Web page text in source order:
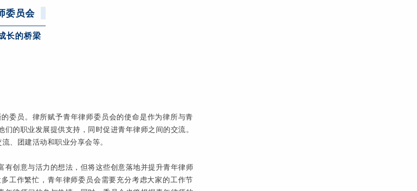
委员会
长的桥梁
委员。律所赋予青年律师委员会的使命是作为律所与青
的职业发展提供支持，同时促进青年律师之间的交流。
、团建活动和职业分享会等。
创意与活力的想法，但将这些创意落地并提升青年律师
工作繁忙，青年律师委员会需要充分考虑大家的工作节